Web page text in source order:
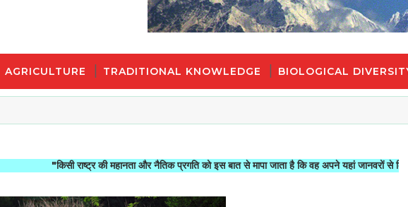
AGRICULTURE TRADITIONAL KNOWLEDGE BIOLOGICAL
"किसी राष्ट्र की महानता और नैतिक प्रगति को इस बात से मापा जाता है कि वह अपने यहां जानवरों से किस तरह का